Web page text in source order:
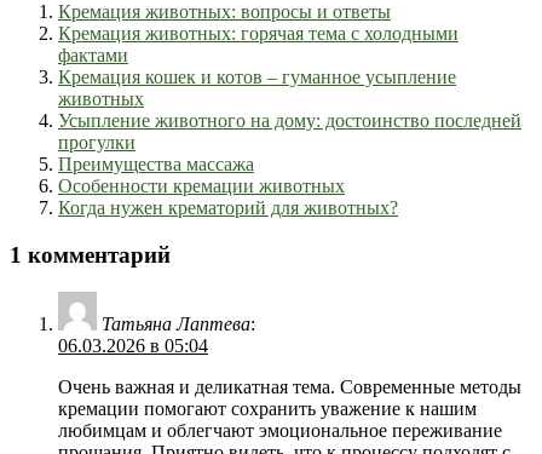
Кремация животных: вопросы и ответы
Кремация животных: горячая тема с холодными
фактами
Кремация кошек и котов – гуманное усыпление
животных
Усыпление животного на дому: достоинство последней
прогулки
Преимущества массажа
Особенности кремации животных
Когда нужен крематорий для животных?
1 комментарий
Татьяна Лаптева:
06.03.2026 в 05:04
Очень важная и деликатная тема. Современные методы
кремации помогают сохранить уважение к нашим
любимцам и облегчают эмоциональное переживание